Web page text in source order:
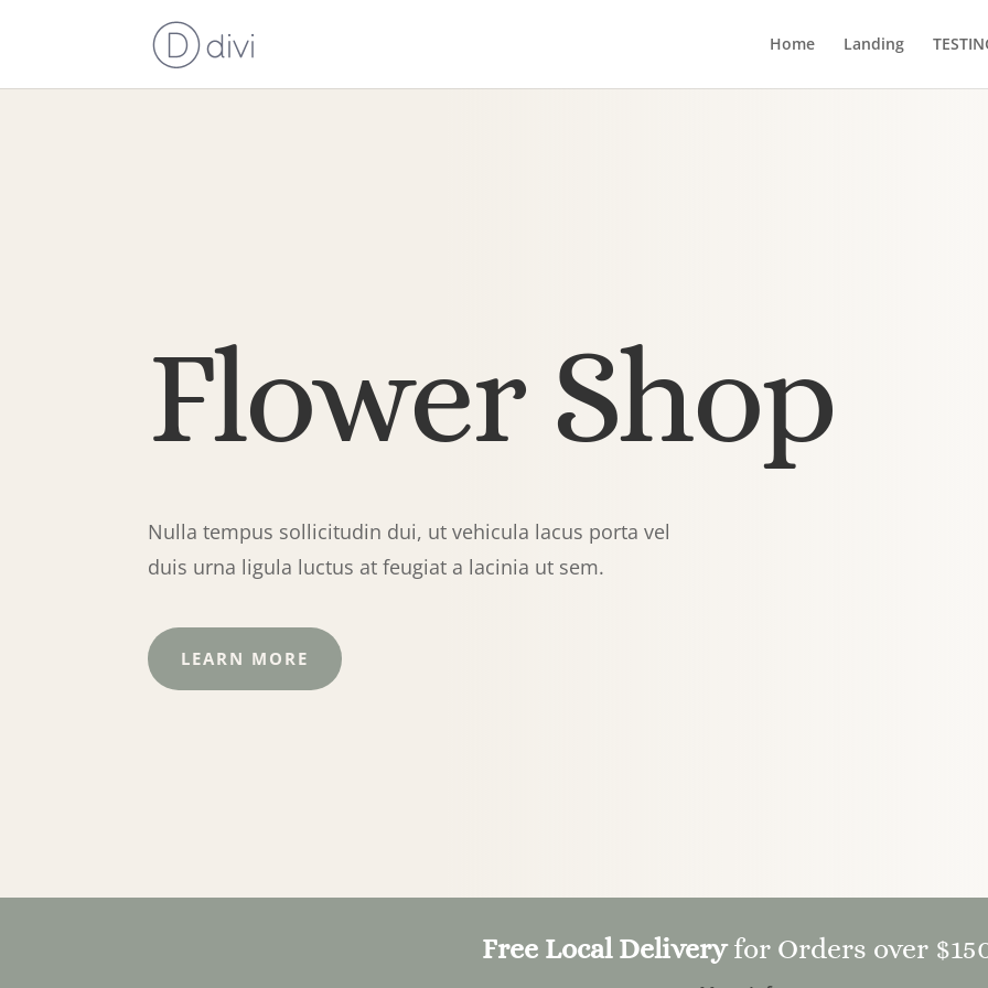
Home Landing
Flower Shop
Nulla tempus sollicitudin dui, ut vehicula lacus porta vel
duis urna ligula luctus at feugiat a lacinia ut sem.
LEARN MORE
Free Local Deliveryfor Orders over